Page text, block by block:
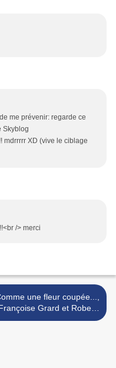
me prévenir: regarde ce
Skyblog
mdrrrrr XD (vive le ciblage
/> merci
une fleur coupée...,
Grard et Robert
Bigot >